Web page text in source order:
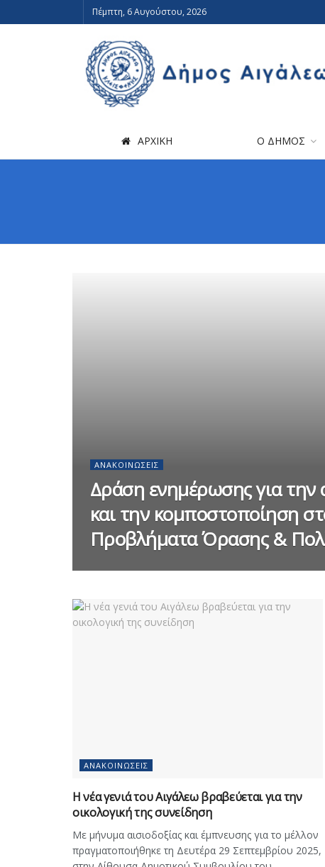
Πέμπτη, 6 Αυγούστου, 2026
ΑΡΧΙΚΗ Ο ΔΗΜΟΣ
ΑΝΑΚΟΙΝΏΣΕΙΣ
Δράση ενημέρωσης για
και την κομποστοποίηση
Προβλήματα Όρασης &
ΑΝΑΚΟΙΝΏΣΕΙΣ
Η νέα γενιά του Αιγάλεω βραβεύεται για την
οικολογική της συνείδηση
Με μήνυμα αισιοδοξίας και έμπνευσης για το μέλλον
πραγματοποιήθηκε τη Δευτέρα 29 Σεπτεμβρίου 2025,